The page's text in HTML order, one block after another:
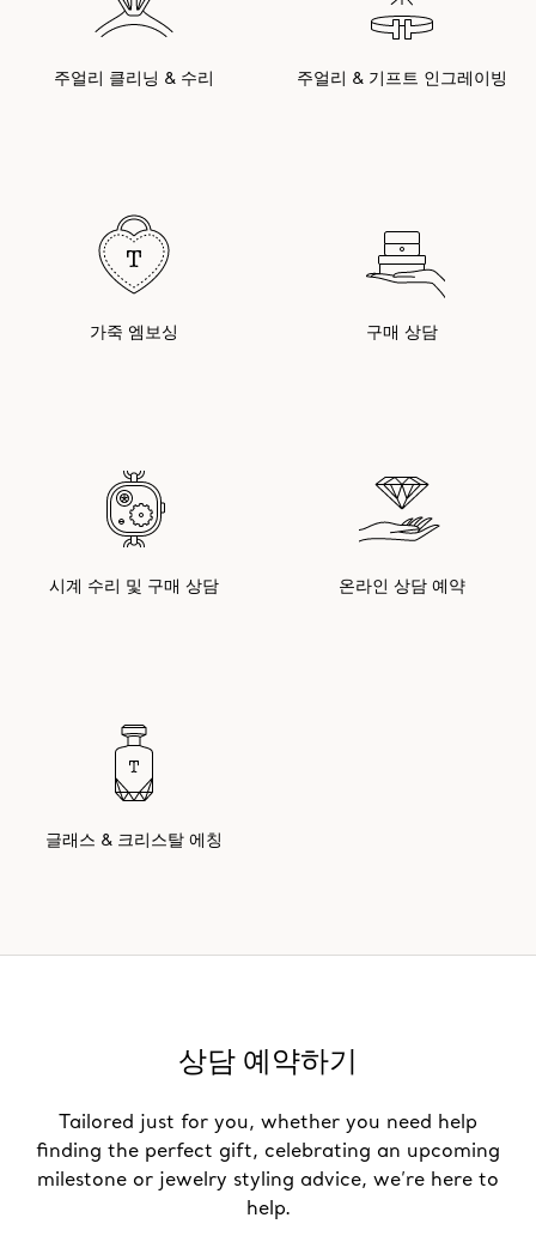
주얼리 클리닝 & 수리 주얼리 & 기프트 인그레이빙
가죽 엠보싱 구매 상담
시계 수리 및 구매 상담 온라인 상담 예약
글래스 & 크리스탈 에칭
상담 예약하기
Tailored just for you, whether you need help
finding the perfect gift, celebrating an upcoming
milestone or jewelry styling advice, we’re here to
help.